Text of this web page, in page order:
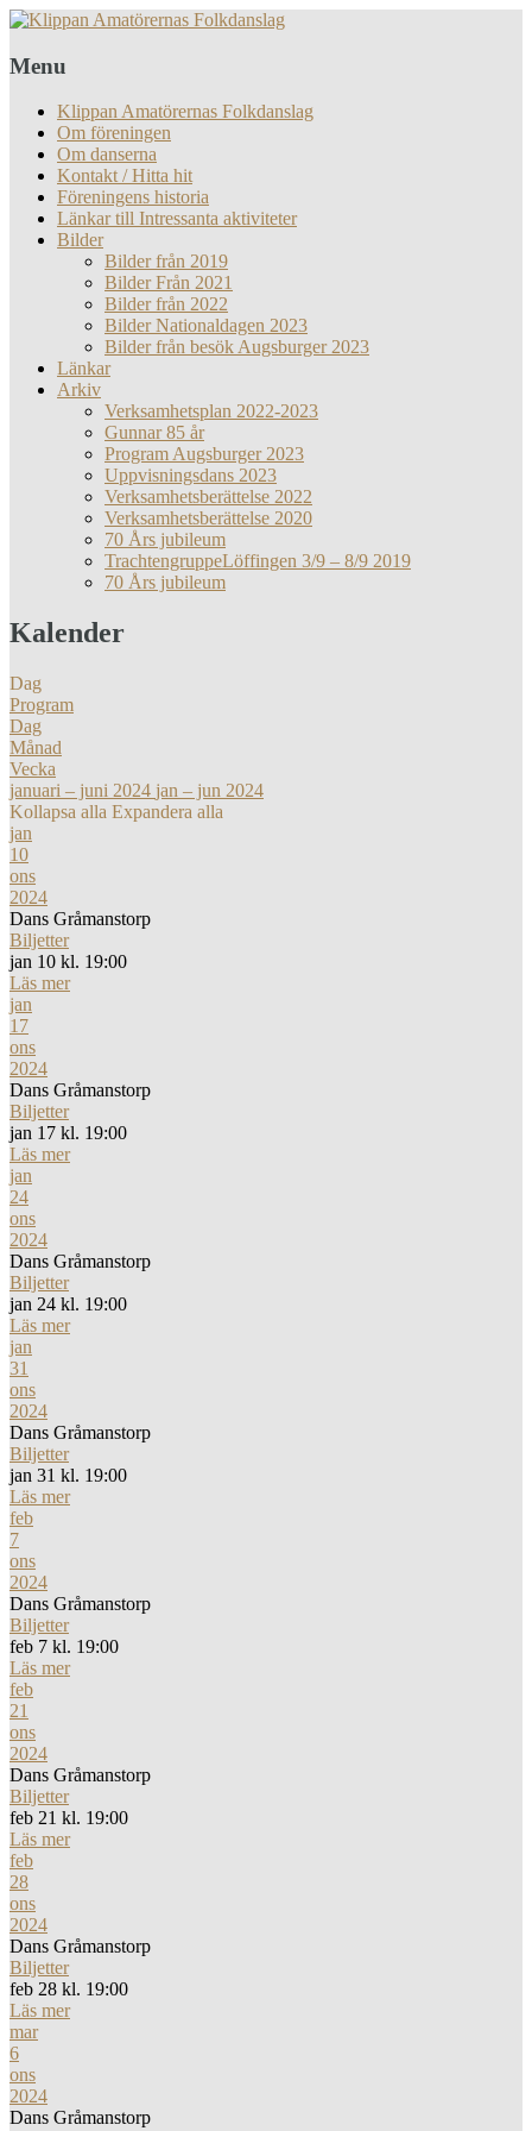
Menu
Klippan Amatörernas Folkdanslag
Om föreningen
Om danserna
Kontakt / Hitta hit
Föreningens historia
Länkar till Intressanta aktiviteter
Bilder
Bilder från 2019
Bilder Från 2021
Bilder från 2022
Bilder Nationaldagen 2023
Bilder från besök Augsburger 2023
Länkar
Arkiv
Verksamhetsplan 2022-2023
Gunnar 85 år
Program Augsburger 2023
Uppvisningsdans 2023
Verksamhetsberättelse 2022
Verksamhetsberättelse 2020
70 Års jubileum
TrachtengruppeLöffingen 3/9 – 8/9 2019
70 Års jubileum
Kalender
Dag
Program
Dag
Månad
Vecka
januari – juni 2024 jan – jun 2024
Kollapsa alla Expandera alla
jan
10
ons
2024
Dans Gråmanstorp
Biljetter
jan 10 kl. 19:00
Läs mer
jan
17
ons
2024
Dans Gråmanstorp
Biljetter
jan 17 kl. 19:00
Läs mer
jan
24
ons
2024
Dans Gråmanstorp
Biljetter
jan 24 kl. 19:00
Läs mer
jan
31
ons
2024
Dans Gråmanstorp
Biljetter
jan 31 kl. 19:00
Läs mer
feb
7
ons
2024
Dans Gråmanstorp
Biljetter
feb 7 kl. 19:00
Läs mer
feb
21
ons
2024
Dans Gråmanstorp
Biljetter
feb 21 kl. 19:00
Läs mer
feb
28
ons
2024
Dans Gråmanstorp
Biljetter
feb 28 kl. 19:00
Läs mer
mar
6
ons
2024
Dans Gråmanstorp